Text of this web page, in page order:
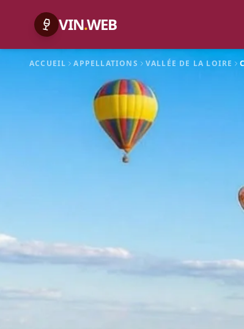
VIN.WEB
ACCUEIL APPELLATIONS VALLÉE DE LA LOIRE